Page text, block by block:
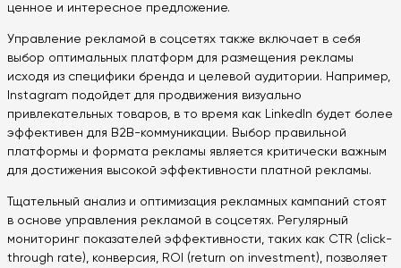
ценное и интересное предложение.
Управление рекламой в соцсетях также включает в себя
выбор оптимальных платформ для размещения рекламы
исходя из специфики бренда и целевой аудитории. Например,
Instagram подойдет для продвижения визуально
привлекательных товаров, в то время как LinkedIn будет более
эффективен для B2B-коммуникации. Выбор правильной
платформы и формата рекламы является критически важным
для достижения высокой эффективности платной рекламы.
Тщательный анализ и оптимизация рекламных кампаний стоят
в основе управления рекламой в соцсетях. Регулярный
мониторинг показателей эффективности, таких как CTR (click-
through rate), конверсия, ROI (return on investment), позволяет